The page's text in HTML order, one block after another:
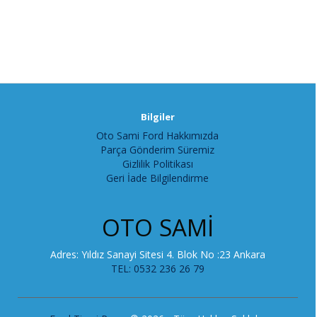
Bilgiler
Oto Sami Ford Hakkımızda
Parça Gönderim Süremiz
Gizlilik Politikası
Geri İade Bilgilendirme
OTO SAMİ
Adres: Yıldız Sanayi Sitesi 4. Blok No :23 Ankara
TEL: 0532 236 26 79